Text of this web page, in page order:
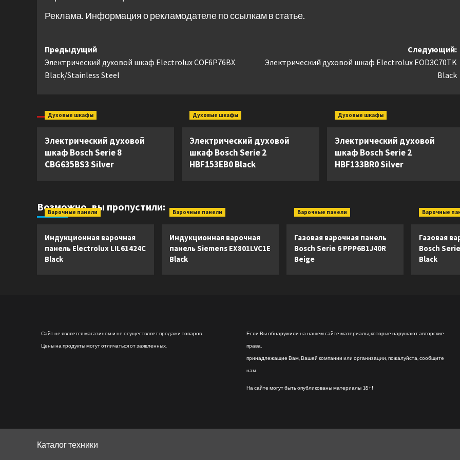
Реклама. Информация о рекламодателе по ссылкам в статье.
Навигация
записи
Предыдущий
Электрический духовой шкаф Electrolux COF6P76BX
Black/Stainless Steel
Следующий:
Электрический духовой шкаф Electrolux EOD3C70TK
Black
Духовые шкафы
Электрический духовой
шкаф Bosch Serie 8
CBG635BS3 Silver
Духовые шкафы
Электрический духовой
шкаф Bosch Serie 2
HBF153EB0 Black
Духовые шкафы
Электрический духовой
шкаф Bosch Serie 2
HBF133BR0 Silver
Возможно, вы пропустили:
Варочные панели
Индукционная варочная
панель Electrolux LIL61424C
Black
Варочные панели
Индукционная варочная
панель Siemens EX801LVC1E
Black
Варочные панели
Газовая варочная панель
Bosch Serie 6 PPP6B1J40R
Beige
Варочные
Газовая
Bosch
Black
Сайт не является магазином и не осуществляет продажи товаров.
Цены на продукты могут отличаться от заявленных.
Если Вы обнаружили на нашем сайте материалы, которые нарушают авторские
права,
принадлежащие Вам, Вашей компании или организации, пожалуйста, сообщите
нам.
На сайте могут быть опубликованы материалы 18+!
Каталог техники